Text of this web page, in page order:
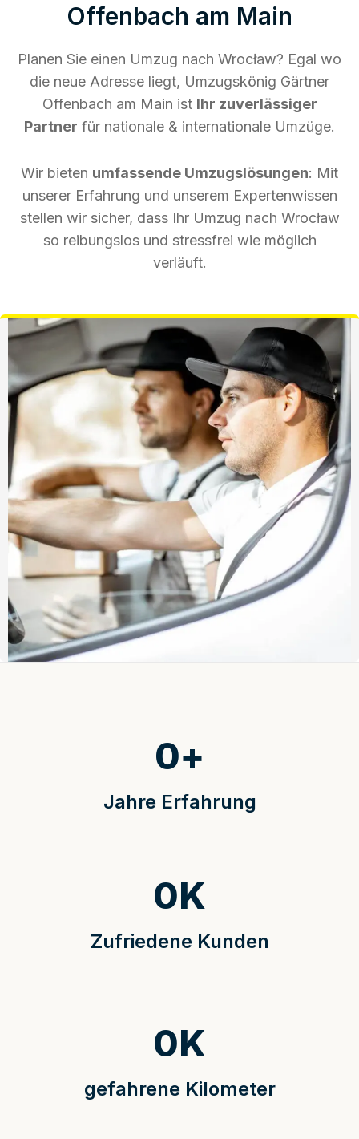
Offenbach am Main
Planen Sie einen Umzug nach Wrocław? Egal wo
die neue Adresse liegt, Umzugskönig Gärtner
Offenbach am Main ist Ihr zuverlässiger
Partner für nationale & internationale Umzüge.
Wir bieten umfassende Umzugslösungen: Mit
unserer Erfahrung und unserem Expertenwissen
stellen wir sicher, dass Ihr Umzug nach Wrocław
so reibungslos und stressfrei wie möglich
verläuft.
Jahre Erfahrung
0+
Zufriedene Kunden
0K
gefahrene Kilometer
0K